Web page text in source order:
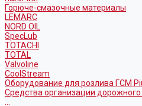
Горюче-смазочные материалы
LEMARC
NORD OIL
SpecLub
TOTACHI
TOTAL
Valvoline
CoolStream
Оборудование для розлива ГСМ
Средства организации